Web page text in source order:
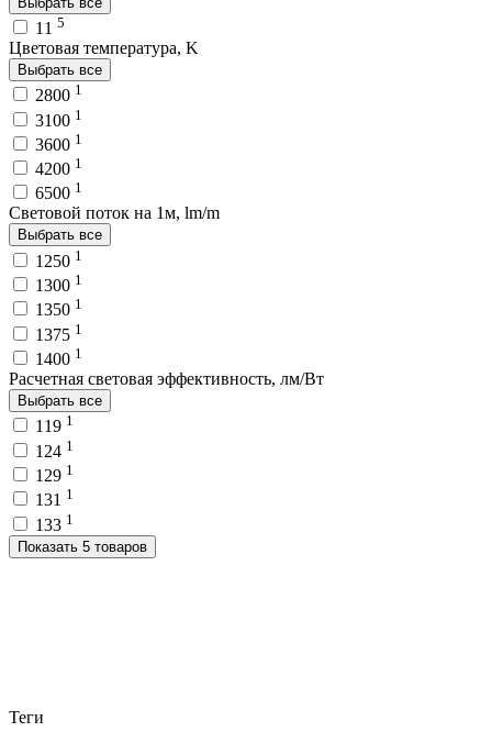
11 5
Цветовая температура, K
Выбрать все
2800 1
3100 1
3600 1
4200 1
6500 1
Световой поток на 1м, lm/m
Выбрать все
1250 1
1300 1
1350 1
1375 1
1400 1
Расчетная световая эффективность, лм/Вт
Выбрать все
119 1
124 1
129 1
131 1
133 1
Показать 5 товаров
Теги